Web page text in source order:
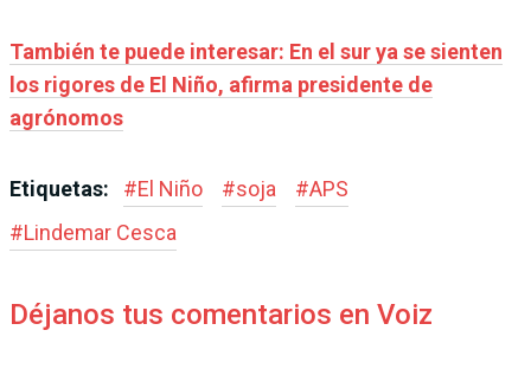
También te puede interesar: En el sur ya se sienten
los rigores de El Niño, afirma presidente de
agrónomos
Etiquetas: #El Niño #soja #APS
#Lindemar Cesca
Déjanos tus comentarios en Voiz